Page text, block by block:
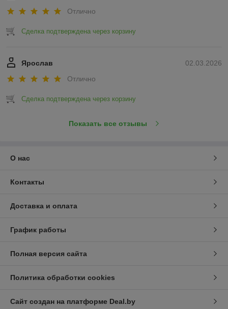
Отлично
Сделка подтверждена через корзину
02.03.2026
Ярослав
Отлично
Сделка подтверждена через корзину
Показать все отзывы
О нас
Контакты
Доставка и оплата
График работы
Полная версия сайта
Политика обработки cookies
Сайт создан на платформе Deal.by